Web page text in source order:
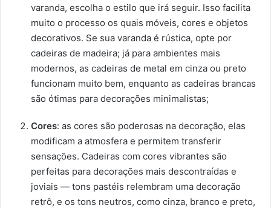
varanda, escolha o estilo que irá seguir. Isso facilita
muito o processo os quais móveis, cores e objetos
decorativos. Se sua varanda é rústica, opte por
cadeiras de madeira; já para ambientes mais
modernos, as cadeiras de metal em cinza ou preto
funcionam muito bem, enquanto as cadeiras brancas
são ótimas para decorações minimalistas;
Cores: as cores são poderosas na decoração, elas
modificam a atmosfera e permitem transferir
sensações. Cadeiras com cores vibrantes são
perfeitas para decorações mais descontraídas e
joviais — tons pastéis relembram uma decoração
retrô, e os tons neutros, como cinza, branco e preto,